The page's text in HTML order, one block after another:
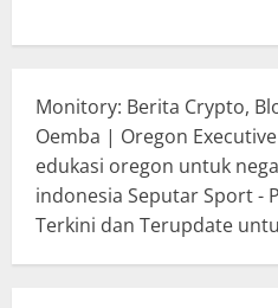
Monitory: Berita Crypto,
Oemba | Oregon
edukasi oregon untuk
indonesia Seputar Sport -
Terkini dan Terupdate